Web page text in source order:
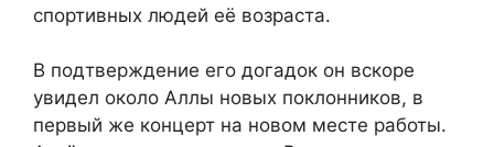
спортивных людей её возраста.
В подтверждение его догадок он вскоре
увидел около Аллы новых поклонников, в
первый же концерт на новом месте работы.